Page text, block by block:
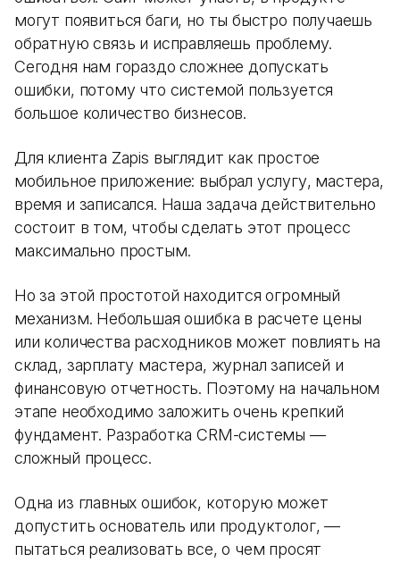
могут появиться баги, но ты быстро получаешь
обратную связь и исправляешь проблему.
Сегодня нам гораздо сложнее допускать
ошибки, потому что системой пользуется
большое количество бизнесов.
Для клиента Zapis выглядит как простое
мобильное приложение: выбрал услугу, мастера,
время и записался. Наша задача действительно
состоит в том, чтобы сделать этот процесс
максимально простым.
Но за этой простотой находится огромный
механизм. Небольшая ошибка в расчете цены
или количества расходников может повлиять на
склад, зарплату мастера, журнал записей и
финансовую отчетность. Поэтому на начальном
этапе необходимо заложить очень крепкий
фундамент. Разработка CRM-системы —
сложный процесс.
Одна из главных ошибок, которую может
допустить основатель или продуктолог, —
пытаться реализовать все, о чем просят